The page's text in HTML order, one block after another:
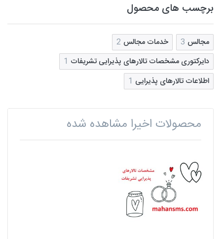
برچسب های محصول
مجالس 3 خدمات مجالس 2
دایرکتوری مشخصات تالارهای پذیرایی تشریفات 1
اطلاعات تالارهای پذیرایی 1
محصولات اخیرا مشاهده شده